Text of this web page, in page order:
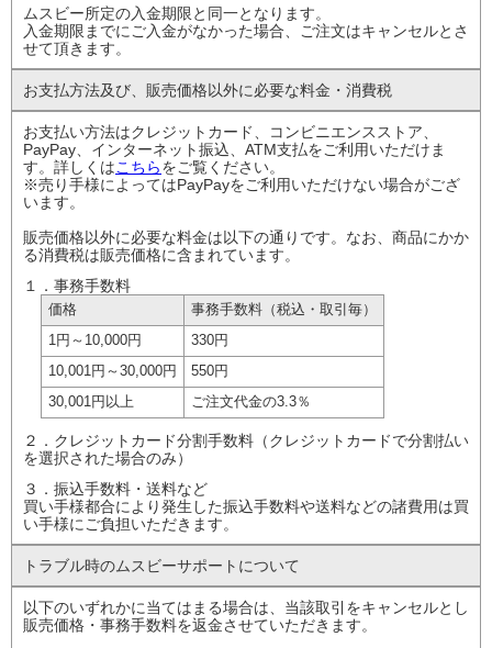
ムスビー所定の入金期限と同一となります。
入金期限までにご入金がなかった場合、ご注文はキャンセルとさ
せて頂きます。
お支払方法及び、 販売価格以外に必要な料金・消費税
お支払い方法はクレジットカード、コンビニエンスストア、
PayPay、インターネット振込、ATM支払をご利用いただけま
す。詳しくはこちらをご覧ください。
※売り手様によってはPayPayをご利用いただけない場合がござ
います。
販売価格以外に必要な料金は以下の通りです。なお、商品にかか
る消費税は販売価格に含まれています。
１．事務手数料
価格 事務手数料 （税込・取引毎）
1円 ～10,000円
330円
10,001円 ～30,000円
550円
30,001円以上
ご注文代金の3.3％
２．クレジットカード分割手数料（クレジットカードで分割払い
を選択された場合のみ）
３．振込手数料・送料など
買い手様都合により発生した振込手数料や送料などの諸費用は買
い手様にご負担いただきます。
トラブル時のムスビーサポート について
以下のいずれかに当てはまる場合は、当該取引をキャンセルとし
販売価格・事務手数料を返金させていただきます。